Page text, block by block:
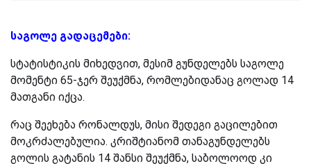
საგოლე გადაცემები:
სტატისტიკის მიხედვით, მესიმ გუნდელებს საგოლე
მომენტი 65-ჯერ შეუქმნა, რომლებიდანაც გოლად 14
მათგანი იქცა.
რაც შეეხება რონალდუს, მისი შედეგი გაცილებით
მოკრძალებულია. კრიშტიანომ თანაგუნდელებს
გოლის გატანის 14 შანსი შეუქმნა, საბოლოოდ კი